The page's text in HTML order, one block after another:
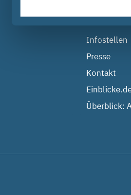
BGE IM
Infostellen
Presse
Kontakt
Überblick: